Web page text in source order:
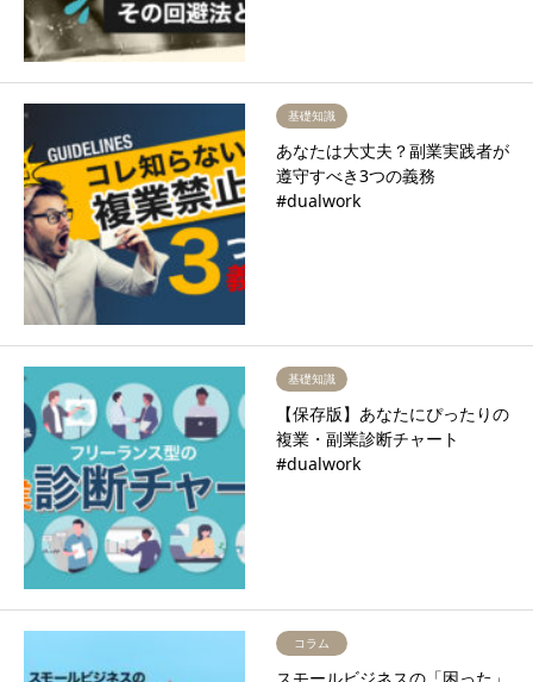
基礎知識
あなたは大丈夫？副業実践者が
遵守すべき3つの義務
#dualwork
基礎知識
【保存版】あなたにぴったりの
複業・副業診断チャート
#dualwork
コラム
スモールビジネスの「困った」